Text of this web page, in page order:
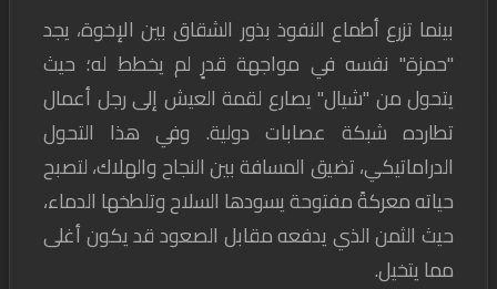
بينما تزرع أطماع النفوذ بذور الشقاق بين الإخوة، يجد
"حمزة" نفسه في مواجهة قدرٍ لم يخطط له؛ حيث
يتحول من "شيال" يصارع لقمة العيش إلى رجل أعمال
تطارده شبكة عصابات دولية. وفي هذا التحول
الدراماتيكي، تضيق المسافة بين النجاح والهلاك، لتصبح
حياته معركةً مفتوحة يسودها السلاح وتلطخها الدماء،
حيث الثمن الذي يدفعه مقابل الصعود قد يكون أغلى
مما يتخيل.